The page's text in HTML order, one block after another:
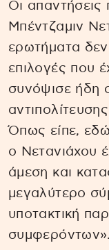
Οι απαντήσεις
Μπέντζαμιν
ερωτήματα δεν
επιλογές που
συνόψισε ήδη
Όπως είπε,
ο Νετανιάχου
άμεση και
μεγαλύτερο
υποτακτική